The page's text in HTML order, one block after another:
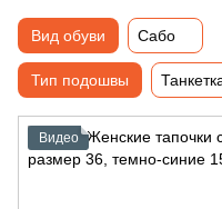
Вид обуви Сабо
Тип подошвы
Видео